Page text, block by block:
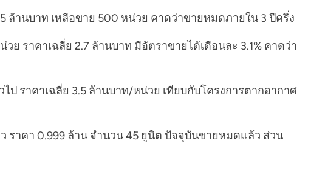
ล้านบาท เหลือขาย 500 หน่วย คาดว่าขายหมดภายใน 3 ปีครึ่ง
ราคาเฉลี่ย 2.7 ล้านบาท มีอัตราขายได้เดือนละ 3.1% คาดว่า
ราคาเฉลี่ย 3.5 ล้านบาท/หน่วย เทียบกับโครงการตากอากาศ
ราคา 0.999 ล้าน จำนวน 45 ยูนิต ปัจจุบันขายหมดแล้ว ส่วน